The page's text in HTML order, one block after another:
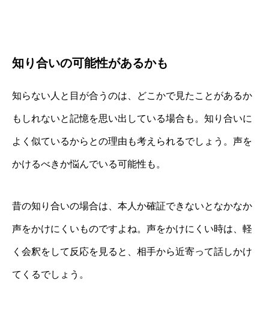
知り合いの可能性があるかも
知らない人と目が合うのは、どこかで見たことがあるか
もしれないと記憶を思い出している場合も。知り合いに
よく似ているからとの理由も考えられるでしょう。声を
かけるべきか悩んでいる可能性も。
昔の知り合いの場合は、本人か確証できないとなかなか
声をかけにくいものですよね。声をかけにくい時は、軽
く会釈をして反応を見ると、相手から近寄って話しかけ
てくるでしょう。